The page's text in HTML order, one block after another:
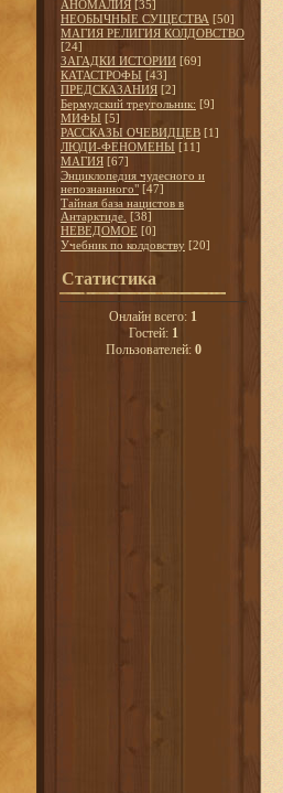
АНОМАЛИЯ [35]
НЕОБЫЧНЫЕ СУЩЕСТВА [50]
МАГИЯ РЕЛИГИЯ КОЛДОВСТВО
[24]
ЗАГАДКИ ИСТОРИИ [69]
КАТАСТРОФЫ [43]
ПРЕДСКАЗАНИЯ [2]
Бермудский треугольник: [9]
МИФЫ [5]
РАССКАЗЫ ОЧЕВИДЦЕВ [1]
ЛЮДИ-ФЕНОМЕНЫ [11]
МАГИЯ [67]
Энциклопедия чудесного и
непознанного" [47]
Тайная база нацистов в
Антарктиде. [38]
НЕВЕДОМОЕ [0]
Учебник по колдовству [20]
Статистика
Онлайн всего: 1
Гостей: 1
Пользователей: 0